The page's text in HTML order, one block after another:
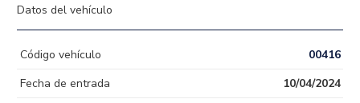
Datos del vehículo
Código vehículo
00416
Fecha de entrada
10/04/2024